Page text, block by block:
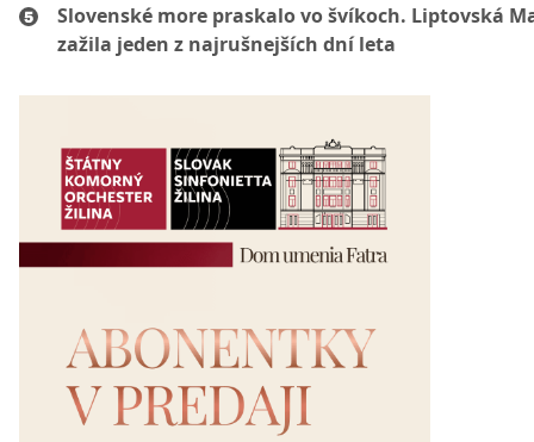
Slovenské more praskalo vo švíkoch. Liptovská
zažila jeden z najrušnejších dní leta